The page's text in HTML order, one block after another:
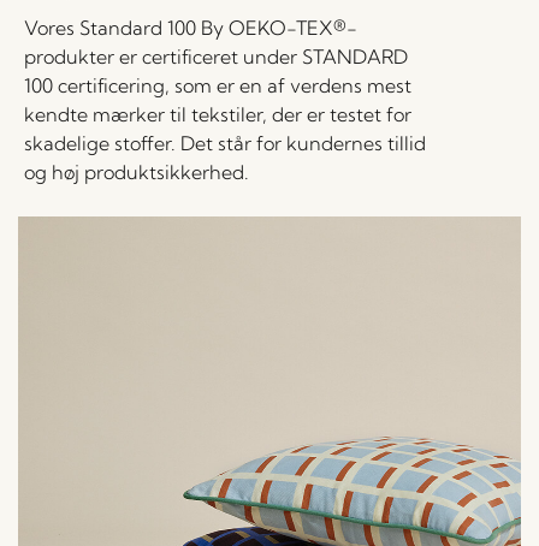
Vores Standard 100 By OEKO-TEX®-
produkter er certificeret under STANDARD
100 certificering, som er en af verdens mest
kendte mærker til tekstiler, der er testet for
skadelige stoffer. Det står for kundernes tillid
og høj produktsikkerhed.